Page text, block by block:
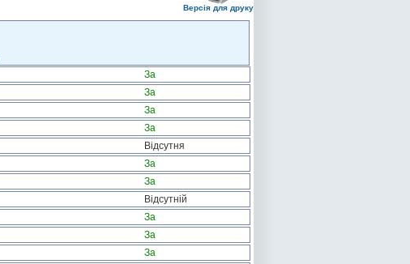
Версія для друку
За
За
За
За
Відсутня
За
За
Відсутній
За
За
За